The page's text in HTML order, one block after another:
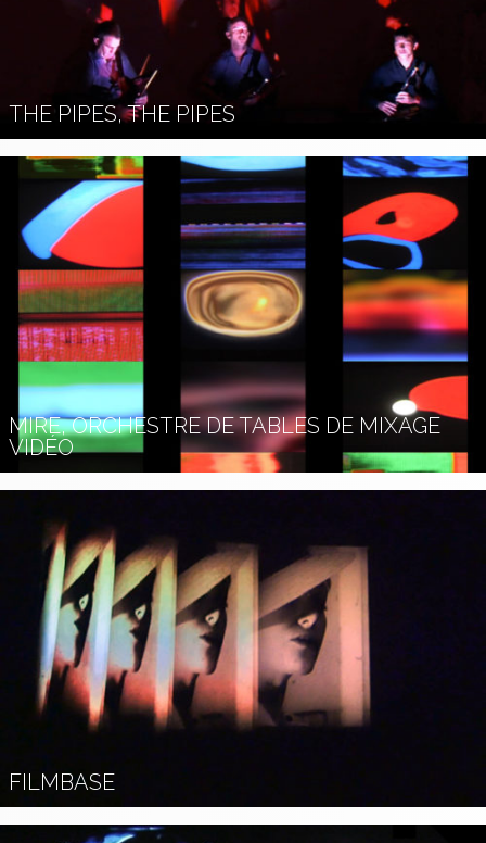
THE PIPES, THE PIPES
MIRE, ORCHESTRE DE TABLES DE MIXAGE
VIDÉO
FILMBASE